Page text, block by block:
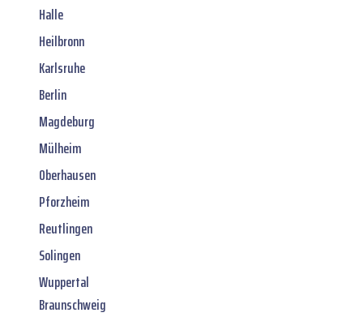
Halle
Heilbronn
Karlsruhe
Berlin
Magdeburg
Mülheim
Oberhausen
Pforzheim
Reutlingen
Solingen
Wuppertal
Braunschweig